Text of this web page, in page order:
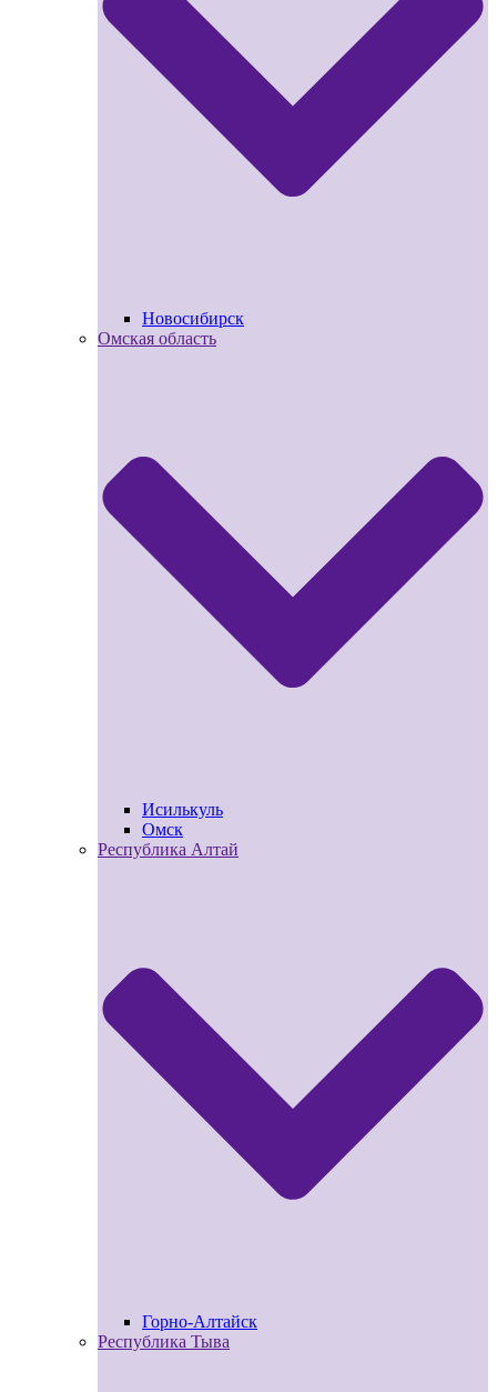
Новосибирск
Омская область
Исилькуль
Омск
Республика Алтай
Горно-Алтайск
Республика Тыва